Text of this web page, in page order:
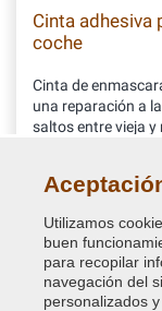
Cinta adhesiva
coche
Cinta de
una reparación a
saltos entre vieja y
Utilizamos
buen
para recopilar
navegación del
personalizados